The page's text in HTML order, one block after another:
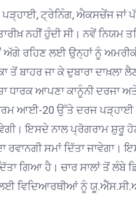
ਟ੍ਰੇਨਿੰਗ, ਐਕਸਚੇਂਜ ਜਾਂ
ਨਹੀਂ ਹੁੰਦੀ ਸੀ। ਨਵੇਂ
ਅੱਗੇ ਰਹਿਣ ਲਈ ਉਨ੍ਹਾਂ ਨੂੰ
ਤੋਂ ਬਾਹਰ ਜਾ ਕੇ ਦੁਬਾਰਾ ਦਾਖ਼ਲਾ
ਧਾਰਕ ਆਪਣਾ ਕਾਨੂੰਨੀ ਦਰਜਾ
ਆਈ-20 ਉੱਤੇ ਦਰਜ ਪੜ੍ਹਾਈ ਦੇ
ਇਸਦੇ ਨਾਲ ਪ੍ਰੋਗਰਾਮ ਸ਼ੁਰੂ
ਰਵਾਨਗੀ ਸਮਾਂ ਦਿੱਤਾ
ਗਿਆ ਹੈ। ਚਾਰ ਸਾਲਾਂ ਤੋਂ
ਲਈ ਵਿਦਿਆਰਥੀਆਂ ਨੂੰ